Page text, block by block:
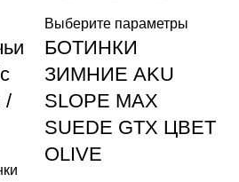
/
Выберите параметры
БОТИНКИ
ЗИМНИЕ AKU
SLOPE MAX
SUEDE GTX ЦВЕТ
OLIVE